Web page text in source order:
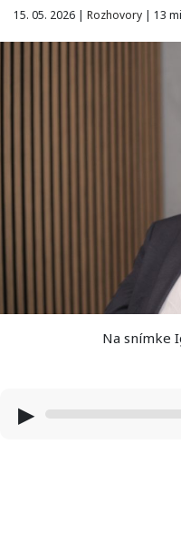
15. 05. 2026 | Rozhovory | 13
Na snímke
▶